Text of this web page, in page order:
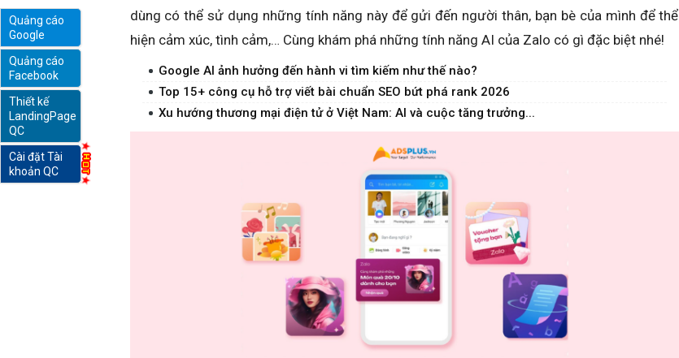
marketing
dùng có thể sử dụng những tính năng này để gửi đến người thân, bạn bè của mình để thể
hiện cảm xúc, tình cảm,… Cùng khám phá những tính năng AI của Zalo có gì đặc biệt nhé!
Google AI ảnh hưởng đến hành vi tìm kiếm như thế nào?
Top 15+ công cụ hỗ trợ viết bài chuẩn SEO bứt phá rank 2026
Xu hướng thương mại điện tử ở Việt Nam: AI và cuộc tăng trưởng...
Quảng cáo
Google
Quảng cáo
Facebook
Thiết kế
LandingPage
QC
Cài đặt Tài
khoản QC